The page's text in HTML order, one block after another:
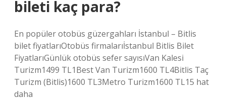
bileti kaç para?
En popüler otobüs güzergahları İstanbul – Bitlis
bilet fiyatlarıOtobüs firmalarıİstanbul Bitlis Bilet
FiyatlarıGünlük otobüs sefer sayısıVan Kalesi
Turizm1499 TL1Best Van Turizm1600 TL4Bitlis Taç
Turizm (Bitlis)1600 TL3Metro Turizm1600 TL15 hat
daha